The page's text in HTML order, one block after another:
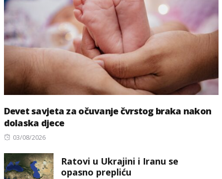
Devet savjeta za očuvanje čvrstog braka nakon
dolaska djece
Posted
03/08/2026
Ratovi u Ukrajini i Iranu se
opasno prepliću